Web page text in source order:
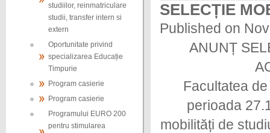
studiilor, reinmatriculare
studii, transfer intern si
extern
Oportunitate privind
specializarea Educație
Timpurie
Program casierie
Program casierie
Programului EURO 200
pentru stimularea
SELECȚIE
Published on
ANUNȚ
Facultatea
perioada
mobilități de